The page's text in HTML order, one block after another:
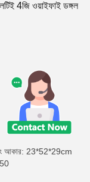
4জি ওয়াইফাই ডঙ্গল
আকার: 23*52*29cm